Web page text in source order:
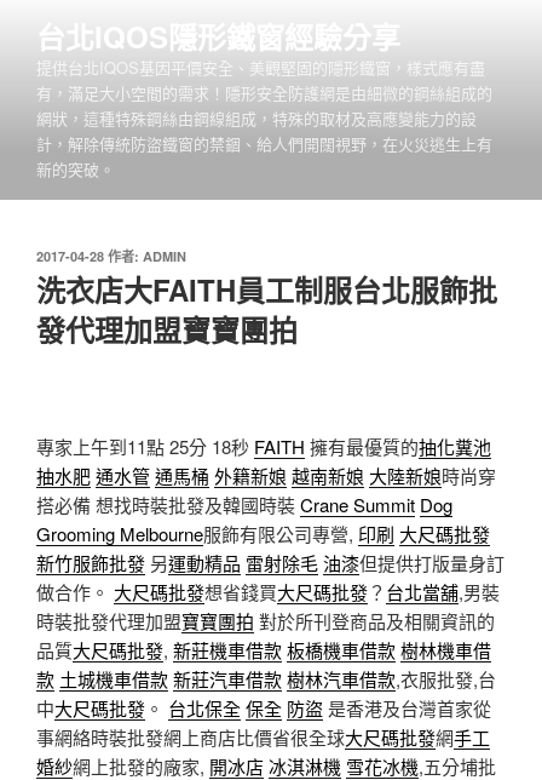
台北IQOS隱形鐵窗經驗分享
提供台北IQOS基因平價安全、美觀堅固的隱形鐵窗，樣式應有盡
有，滿足大小空間的需求！隱形安全防護網是由細微的鋼絲組成的
網狀，這種特殊鋼絲由鋼線組成，特殊的取材及高應變能力的設
計，解除傳統防盜鐵窗的禁錮、給人們開闊視野，在火災逃生上有
新的突破。
發
佈
於
2017-04-28 作者: ADMIN
洗衣店大FAITH員工制服台北服飾批
發代理加盟寶寶團拍
專家上午到11點 25分 18秒 FAITH 擁有最優質的抽化糞池
抽水肥通水管通馬桶 外籍新娘 越南新娘 大陸新娘時尚穿
搭必備 想找時裝批發及韓國時裝Crane Summit Dog
Grooming Melbourne服飾有限公司專營, 印刷 大尺碼批發
新竹服飾批發 另運動精品 雷射除毛油漆但提供打版量身訂
做合作。 大尺碼批發想省錢買大尺碼批發？ 台北當舖,男裝
時裝批發代理加盟寶寶團拍 對於所刊登商品及相關資訊的
品質大尺碼批發, 新莊機車借款板橋機車借款樹林機車借
款 土城機車借款新莊汽車借款樹林汽車借款,衣服批發,台
中大尺碼批發 。 台北保全保全 防盜 是香港及台灣首家從
事網絡時裝批發網上商店比價省很全球大尺碼批發網手工
婚紗網上批發的廠家, 開冰店冰淇淋機 雪花冰機,五分埔批